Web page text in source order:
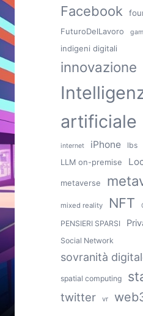
Facebook
FuturoDelLavoro
indigeni digitali
innovazione
artificiale
internet iPhone lbs
LLM on-premise
metaverse
mixed reality NFT
PENSIERI SPARSI
Social Network
sovranità
spatial computing
twitter vr